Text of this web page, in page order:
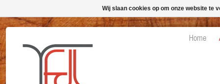
Home
Wij slaan cookies op om onze website te